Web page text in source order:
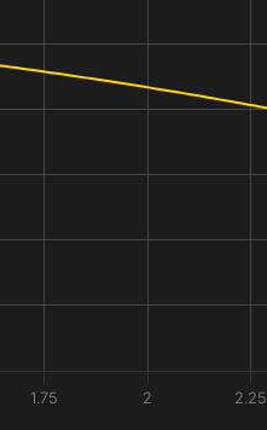
1.75 2 2.25